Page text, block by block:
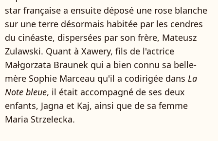
star française a ensuite déposé une rose blanche
sur une terre désormais habitée par les cendres
du cinéaste, dispersées par son frère, Mateusz
Zulawski. Quant à Xawery, fils de l'actrice
Małgorzata Braunek qui a bien connu sa belle-
mère Sophie Marceau qu'il a codirigée dans La
Note bleue, il était accompagné de ses deux
enfants, Jagna et Kaj, ainsi que de sa femme
Maria Strzelecka.